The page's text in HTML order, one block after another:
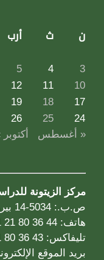
ن ث أرب
3
4
5
10
11
12
17
18
19
24
25
26
« أغسطس
مركز الزيتونة
ص.ب.: 5034-14 بيروت – لبنان
هاتف: 44 36 80 21 00961
تليفاكس: 43 36 80 21 00961
بريد الموقع